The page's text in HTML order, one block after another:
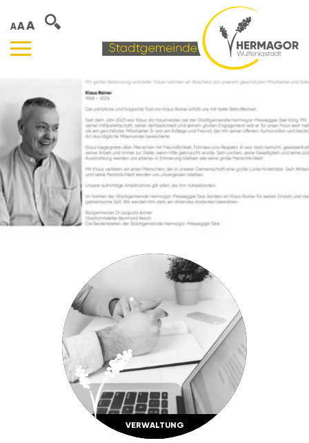
AAA
VERWAL­TUNG